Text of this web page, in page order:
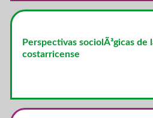
Perspectivas sociolÃ³gicas de
costarricense